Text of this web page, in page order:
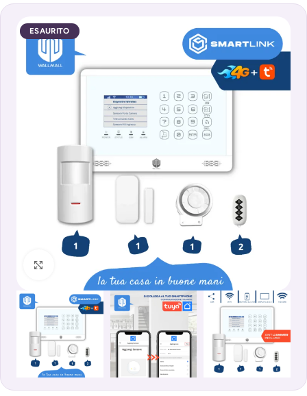
ESAURITO
Clicca per ingrandire